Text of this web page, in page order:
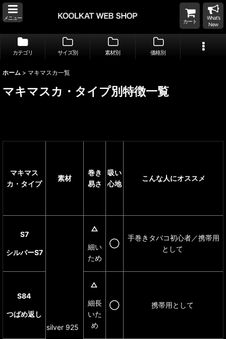
メニュー
カート
What's
New
カテゴリ サイズ別 素材別 価格別
ホーム > マキマスカ一覧
マキマスカ・ タイプ別特徴一覧
マキマス
カ・タイプ
素材
巻き
易さ
吸い
心地
こんな人にオススメ
S7
シルバーS7
silver 925
△
細い
ため
◯
手巻きタバコ初心者／携帯用
として
S84
つばめ返し
△
細長
いた
め
◯ 携帯用として